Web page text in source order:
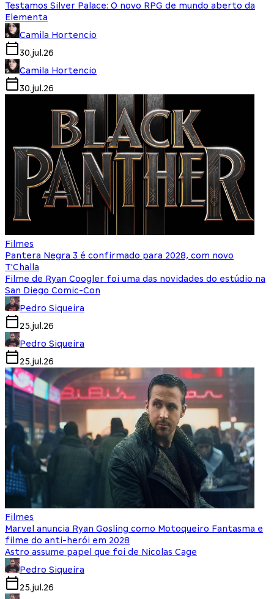
Testamos Silver Palace: O novo RPG de mundo aberto da
Elementa
Camila Hortencio
30.jul.26
Camila Hortencio
30.jul.26
Filmes
Pantera Negra 3 é confirmado para 2028, com novo
T'Challa
Filme de Ryan Coogler foi uma das novidades do estúdio na
San Diego Comic-Con
Pedro Siqueira
25.jul.26
Pedro Siqueira
25.jul.26
Filmes
Marvel anuncia Ryan Gosling como Motoqueiro Fantasma e
filme do anti-herói em 2028
Astro assume papel que foi de Nicolas Cage
Pedro Siqueira
25.jul.26